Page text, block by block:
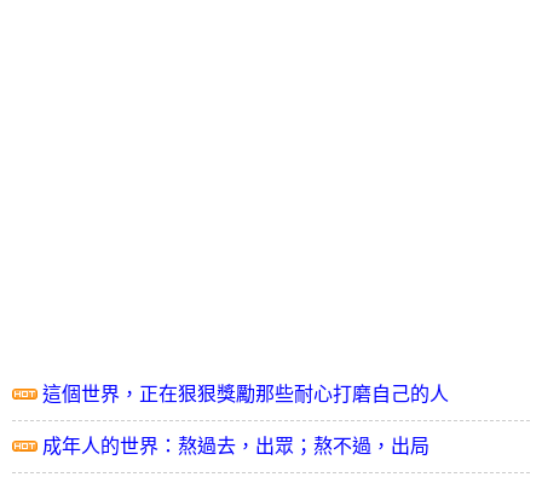
這個世界，正在狠狠獎勵那些耐心打磨自己的人
成年人的世界：熬過去，出眾；熬不過，出局